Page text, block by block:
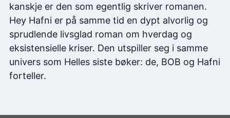
kanskje er den som egentlig skriver romanen.
Hey Hafni er på samme tid en dypt alvorlig og
sprudlende livsglad roman om hverdag og
eksistensielle kriser. Den utspiller seg i samme
univers som Helles siste bøker: de, BOB og Hafni
forteller.